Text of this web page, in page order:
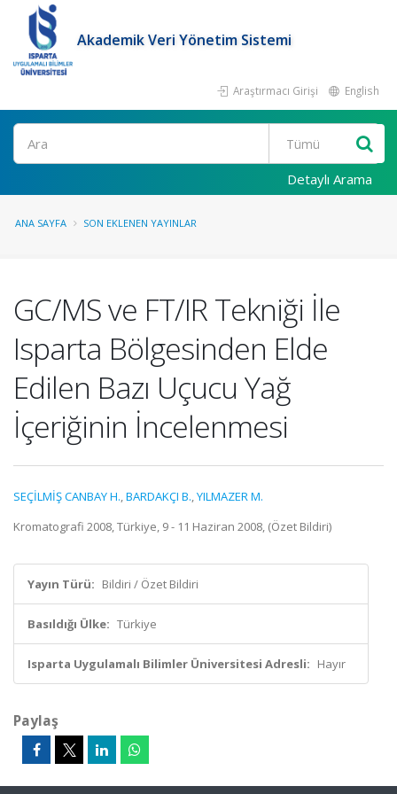
Akademik Veri Yönetim Sistemi
Araştırmacı Girişi English
Ara
Detaylı Arama
ANA SAYFA SON EKLENEN YAYINLAR
GC/MS ve FT/IR Tekniği İle
Isparta Bölgesinden Elde
Edilen Bazı Uçucu Yağ
İçeriğinin İncelenmesi
SEÇİLMİŞ CANBAY H.,BARDAKÇI B.,YILMAZER M.
Kromatografi 2008, Türkiye, 9 - 11 Haziran 2008, (Özet Bildiri)
Yayın Türü: Bildiri / Özet Bildiri
Basıldığı Ülke: Türkiye
Isparta Uygulamalı Bilimler Üniversitesi Adresli: Hayır
Paylaş